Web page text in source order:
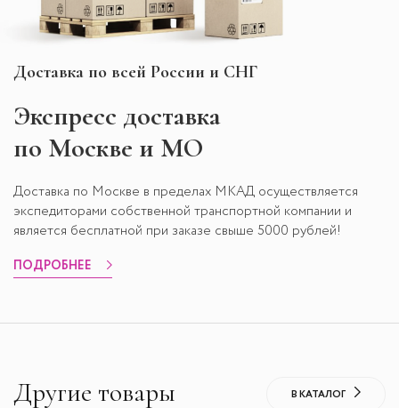
Доставка по всей России и СНГ
Экспресс доставка
по Москве и МО
Доставка по Москве в пределах МКАД осуществляется
экспедиторами собственной транспортной компании и
является бесплатной при заказе свыше 5000 рублей!
ПОДРОБНЕЕ
Другие товары В КАТАЛОГ